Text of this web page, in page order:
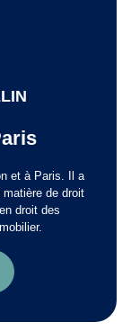
et à Paris. Il a
de droit
droit des